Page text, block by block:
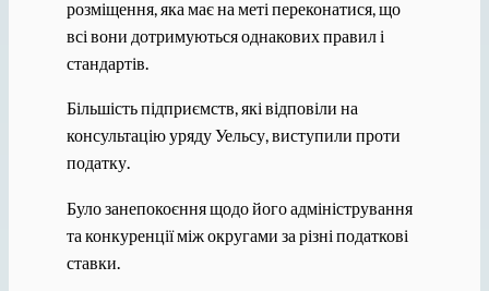
розміщення, яка має на меті переконатися, що
всі вони дотримуються однакових правил і
стандартів.
Більшість підприємств, які відповіли на
консультацію уряду Уельсу, виступили проти
податку.
Було занепокоєння щодо його адміністрування
та конкуренції між округами за різні податкові
ставки.